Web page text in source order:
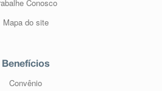
Conosco
Mapa do site
Benefícios
Convênio